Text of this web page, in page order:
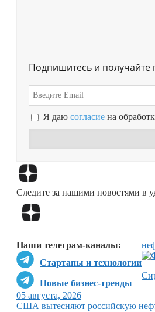
Подпишитесь и
Я даю согласие на
Следите за нашими новостями в
Наши телеграм-каналы:
Стартапы и технологии
Новые бизнес-тренды
05 августа, 2026
США вытесняют российскую